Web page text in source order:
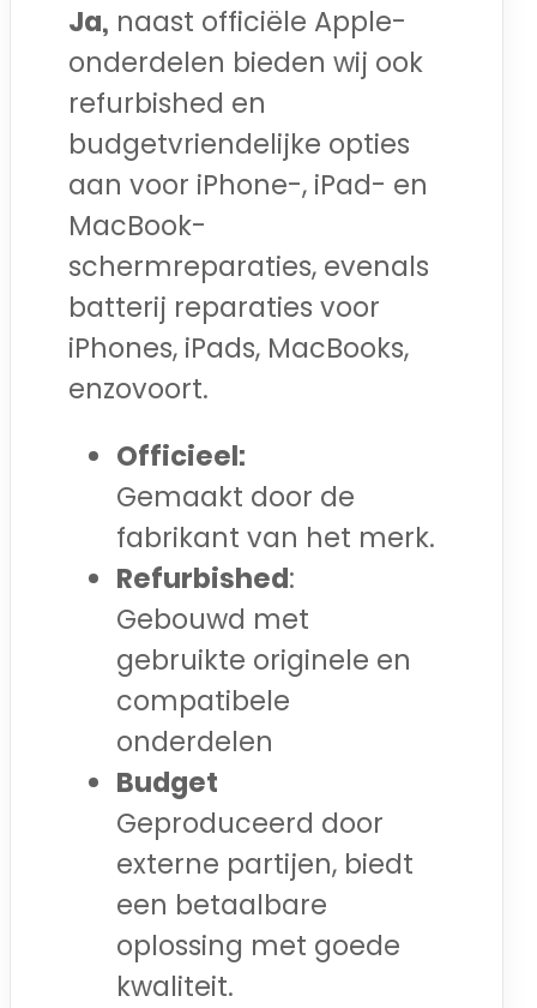
Ja, naast officiële Apple-
onderdelen bieden wij ook
refurbished en
budgetvriendelijke opties
aan voor iPhone-, iPad- en
MacBook-
schermreparaties, evenals
batterij reparaties voor
iPhones, iPads, MacBooks,
enzovoort.
Officieel:
Gemaakt door de
fabrikant van het merk.
Refurbished:
Gebouwd met
gebruikte originele en
compatibele
onderdelen
Budget
Geproduceerd door
externe partijen, biedt
een betaalbare
oplossing met goede
kwaliteit.